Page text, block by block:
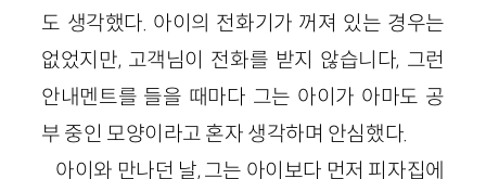
도 생각했다. 아이의 전화기가 꺼져 있는 경우는
없었지만, 고객님이 전화를 받지 않습니다, 그런
안내멘트를 들을 때마다 그는 아이가 아마도 공
부 중인 모양이라고 혼자 생각하며 안심했다.
아이와 만나던 날, 그는 아이보다 먼저 피자집에